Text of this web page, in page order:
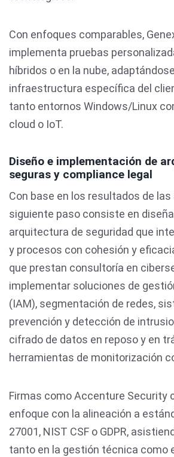
Con enfoques comparables,
implementa pruebas
híbridos o en la nube,
infraestructura específica del
tanto entornos Windows/Linux
cloud o IoT.
Diseño e implementación de
seguras y compliance legal
Con base en los resultados de las
siguiente paso consiste en
arquitectura de seguridad que
y procesos con cohesión y
que prestan consultoría en
implementar soluciones de
(IAM), segmentación de redes,
prevención y detección de
cifrado de datos en reposo y en
herramientas de monitorización
Firmas como Accenture Security
enfoque con la alineación a
27001, NIST CSF o GDPR,
tanto en la gestión técnica como